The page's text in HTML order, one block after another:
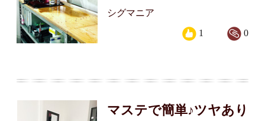
シグマニア
0
1
マステで簡単♪ツヤあり